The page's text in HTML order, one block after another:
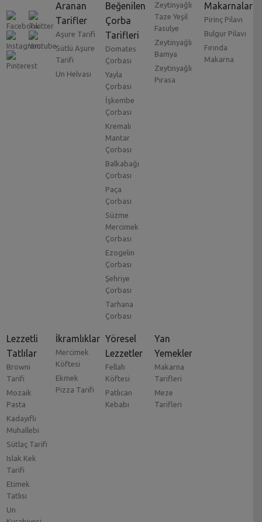
Aranan
Tarifler
Aşure Tarifi
Sütlü Aşure
Tarifi
Un Helvası
Beğenilen
Çorba
Tarifleri
Domates
Çorbası
Yayla
Çorbası
İşkembe
Çorbası
Kremalı
Mantar
Çorbası
Balkabağı
Çorbası
Paça
Çorbası
Süzme
Mercimek
Çorbası
Ezogelin
Çorbası
Şehriye
Çorbası
Tarhana
Çorbası
Zeytinyağlı
Taze Yeşil
Fasulye
Zeytinyağlı
Bamya
Zeytinyağlı
Pırasa
Makarnalar
Pirinç Pilavı
Bulgur Pilavı
Fırında
Makarna
Lezzetli
Tatlılar
Browni
Tarifi
Mozaik
Pasta
Kadayıflı
Muhallebi
Sütlaç Tarifi
Islak Kek
Tarifi
Etimek
Tatlısı
Un
İkramlıklar
Mercimek
Köftesi
Ekmek
Pizza Tarifi
Yöresel
Lezzetler
Fellah
Köftesi
Patlıcan
Kebabı
Yan
Yemekler
Makarna
Tarifleri
Meze
Tarifleri